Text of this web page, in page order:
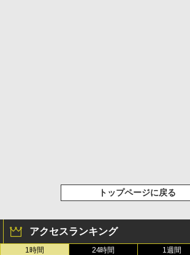
トップページに戻る
アクセスランキング
1時間 24時間 1週間